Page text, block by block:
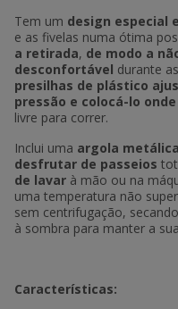
Tem um design especial
e as fivelas numa ótima
a retirada, de modo a
desconfortável durante
presilhas de plástico
pressão e colocá-lo
livre para correr.
Inclui uma argola
desfrutar de passeios
de lavar à mão ou na
uma temperatura não
sem centrifugação,
à sombra para manter a
Características: